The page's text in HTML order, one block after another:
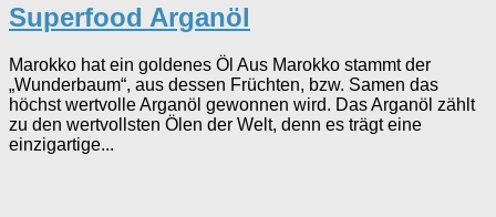
Superfood Arganöl
Marokko hat ein goldenes Öl Aus Marokko stammt der
„Wunderbaum“, aus dessen Früchten, bzw. Samen das
höchst wertvolle Arganöl gewonnen wird. Das Arganöl zählt
zu den wertvollsten Ölen der Welt, denn es trägt eine
einzigartige...